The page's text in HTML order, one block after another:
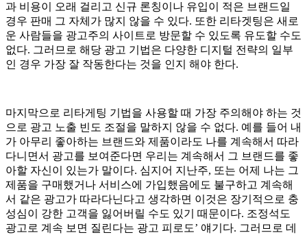
과 비용이 오래 걸리고 신규 론칭이나 유입이 적은 브랜드일
경우 판매 그 자체가 많지 않을 수 있다. 또한 리타겟팅은 새로
운 사람들을 광고주의 사이트로 방문할 수 있도록 유도할 수도
없다. 그러므로 해당 광고 기법은 다양한 디지털 전략의 일부
인 경우 가장 잘 작동한다는 것을 인지 해야 한다.
마지막으로 리타게팅 기법을 사용할 때 가장 주의해야 하는 것
으로 광고 노출 빈도 조절을 말하지 않을 수 없다. 예를 들어 내
가 아무리 좋아하는 브랜드와 제품이라도 나를 계속해서 따라
다니면서 광고를 보여준다면 우리는 계속해서 그 브랜드를 좋
아할 자신이 있는가 말이다. 심지어 지난주, 또는 어제 나는 그
제품을 구매했거나 서비스에 가입했음에도 불구하고 계속해
서 같은 광고가 따라다닌다고 생각하면 이것은 장기적으로 충
성심이 강한 고객을 잃어버릴 수도 있기 때문이다. 조정석도
광고로 계속 보면 질린다는 광고 피로도’ 얘기다. 그러므로 데